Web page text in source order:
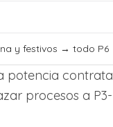
y festivos → todo P6
potencia
procesos a